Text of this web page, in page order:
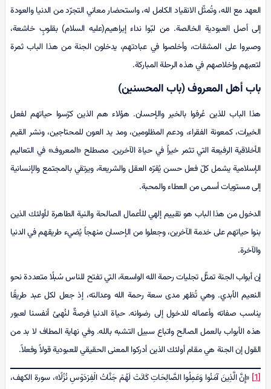
العهد مع الله، وتُمثّل الانقياد الكامل له، واستحضار معاني التجرّد من الدنيا والعودة
إلى أصل العبودية الخالصة. من لبّوا نداء إبراهيم(عليه السلام) بقلوبٍ خاشعة،
وصبروا على المشقات، وأخلصوا في عبادتهم، يدخلون الجنة من هذا الباب ثمرة
لتعبهم وإخلاصهم في هذه الرحلة المباركة.
باب أهل المعروف (باب المحسنين)
هذا الباب للذين عُرفوا بالخير والإحسان. هؤلاء هم الذين كرّسوا حياتهم لفعل
الخيرات، كمعونة الفقراء، ودعم المظلومين، ومد يد العون للمحتاجين، ونشر القيم
الأخلاقية الرفيعة التي تثمر خيراً في حياة الآخرين. مصطلح «المعروف» في التعاليم
الإسلامية يشمل كلّ فعل حسن يُقرّه العقل والشريعة، ويرتقي بالمجتمع والإنسانية
إلى مستويات أسمى من العطاء والمحبة.
الدخول من هذا الباب هو تقييم إلهي للأعمال الصالحة والنية الطاهرة لأولئك الذين
بنوا حياتهم على خدمة الآخرين، وجعلوا من الإحسان منهجاً يُضيء طريقهم في الدنيا
والآخرة.
إن أبواب الجنة تمثّل تجليات رحمة الله الواسعة، التي تفتح للناس سُبلًا متعددة نحو
النعيم الأبدي. وهي تُظهر مدى سعة رحمة الله وعدالته، إذ جعل لكل عبد طريقًا
يناسب صفاته وأعماله للدخول إلى رضوانه. حياة الدنيا فرصةٌ لنُهيئ أنفسنا لعبور
هذه الأبواب بالعمل الصالح واتباع سبيل التشبه بالله. وفي نهاية المطاف لا بد من
القول إن الجنة هي مقام أولئك الذين أدركوا المعنى الحقيقي للعبودية قولاً وفعلاً.
[1]
«إِنَّ الَّذِينَ آمَنُوا وَعَمِلُوا الصَّالِحَاتِ كَانَتْ لَهُمْ جَنَّاتُ الْفِرْدَوْسِ نُزُلًا»، سورة الکهف،